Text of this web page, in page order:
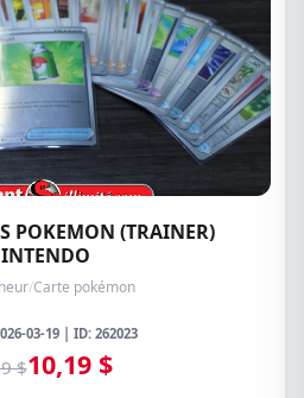
POKEMON (TRAINER)
/Carte pokémon
03-19 | ID: 262023
$10,19 $